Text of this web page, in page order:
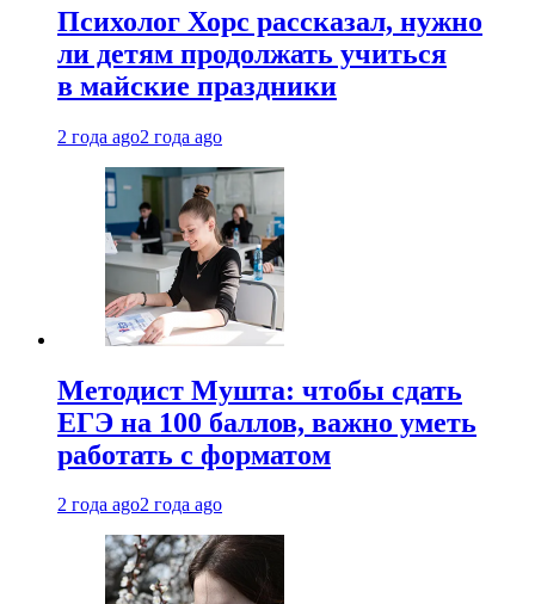
Психолог Хорс рассказал, нужно
ли детям продолжать учиться
в майские праздники
2 года ago2 года ago
Методист Мушта: чтобы сдать
ЕГЭ на 100 баллов, важно уметь
работать с форматом
2 года ago2 года ago